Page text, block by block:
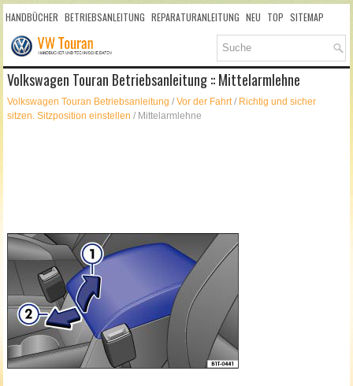
HANDBÜCHER BETRIEBSANLEITUNG REPARATURANLEITUNG NEU TOP SITEMAP
SUCHLAUF
Volkswagen Touran Betriebsanleitung :: Mittelarmlehne
Volkswagen Touran Betriebsanleitung /Vor der Fahrt/ Richtig und sicher
sitzen. Sitzposition einstellen / Mittelarmlehne